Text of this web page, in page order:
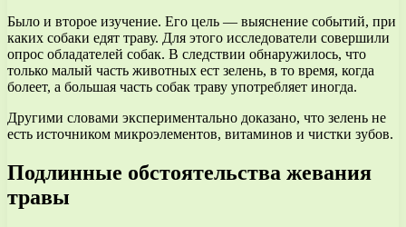
Было и второе изучение. Его цель — выяснение событий, при
каких собаки едят траву. Для этого исследователи совершили
опрос обладателей собак. В следствии обнаружилось, что
только малый часть животных ест зелень, в то время, когда
болеет, а большая часть собак траву употребляет иногда.
Другими словами экспериментально доказано, что зелень не
есть источником микроэлементов, витаминов и чистки зубов.
Подлинные обстоятельства жевания
травы